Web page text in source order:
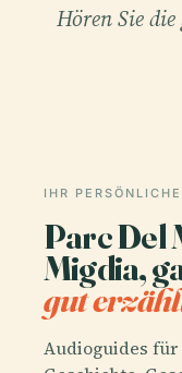
Hören Sie
IHR
Parc Del
Migdia,
gut
Audioguides für